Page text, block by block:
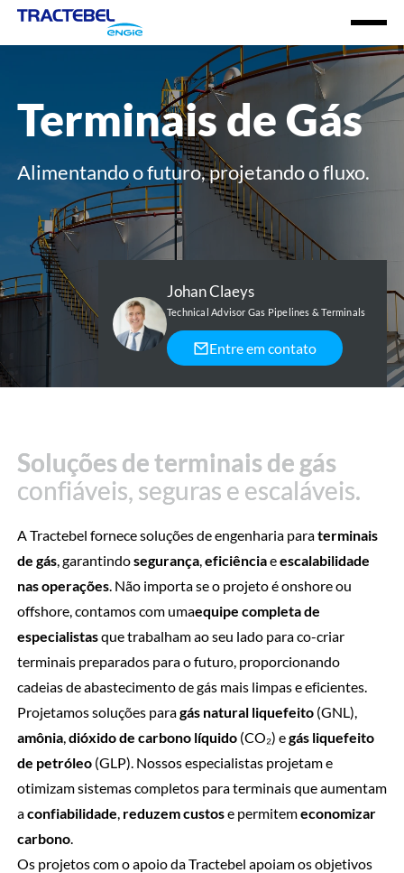
Abrir
menu
Terminais de Gás
Alimentando o futuro, projetando o fluxo.
Johan Claeys
Technical Advisor Gas Pipelines & Terminals
Entre em contato
Soluções de terminais de gás
confiáveis, seguras e escaláveis.
Soluções de terminais de gás
confiáveis, seguras e escaláveis.
A Tractebel fornece soluções de engenharia paraterminais
de gás, garantindosegurança,eficiênciaeescalabilidade
nas operações. Não importa se o projeto é onshore ou
offshore, contamos com umaequipe completa de
especialistasque trabalham ao seu lado para co-criar
terminais preparados para o futuro, proporcionando
cadeias de abastecimento de gás mais limpas e eficientes.
Projetamos soluções paragás natural liquefeito(GNL),
amônia,dióxido de carbono líquido(CO₂) egás liquefeito
de petróleo(GLP). Nossos especialistas projetam e
otimizam sistemas completos para terminais que aumentam
aconfiabilidade, reduzem custose permitemeconomizar
carbono.
Os projetos com o apoio da Tractebel apoiam os objetivos